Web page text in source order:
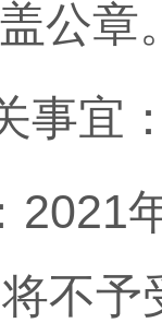
公章
事宜
2021
不予